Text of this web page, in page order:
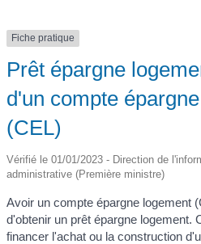
Fiche pratique
Prêt épargne
d'un compte
(CEL)
Vérifié le 01/01/2023 - Direction de
administrative (Première ministre)
Avoir un compte épargne logement
d'obtenir un prêt épargne logement.
financer l'achat ou la construction